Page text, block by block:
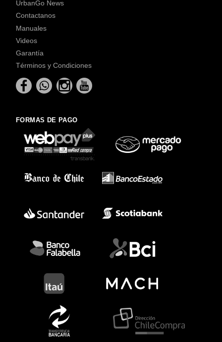
UrbanGo News
Contactanos
Manuales
Videos
Garantía
Términos y Condiciones
FORMAS DE PAGO